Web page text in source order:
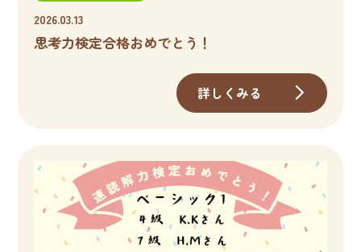
2026.03.13
思考力検定合格おめでとう！
詳しくみる